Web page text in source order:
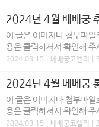
2024년 4월 베베궁
이 글은 이미지나 첨부파
용은 클릭하셔서 확인해 주
2024.03.15 | 베베궁코엘리 |
2024년 4월 베베궁
이 글은 이미지나 첨부파
용은 클릭하셔서 확인해 주
2024.03.15 | 베베궁코엘리 |